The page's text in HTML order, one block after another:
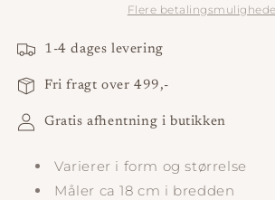
Flere
1-4 dages levering
Fri fragt over 499,-
Gratis afhentning i butikken
Varierer i form og størrelse
Måler ca 18 cm i bredden